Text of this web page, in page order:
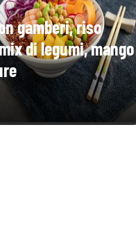
gamberi, riso
di legumi, mango